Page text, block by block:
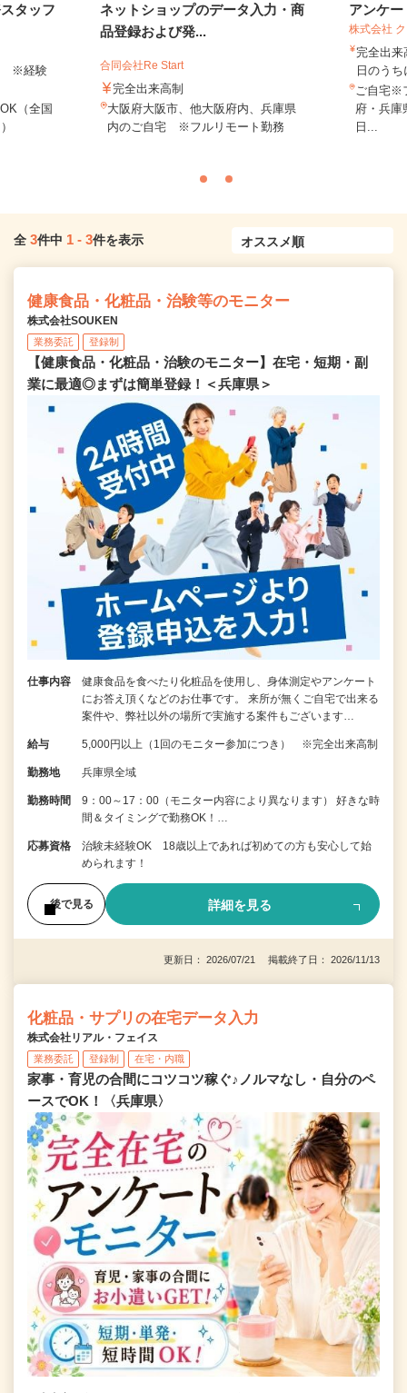
タッフ
※経験
（全国
ネットショップのデータ入力・商
品登録および発...
合同会社Re Start
完全出来高制
大阪府大阪市、他大阪府内、兵庫県
内のご自宅 ※フルリモート勤務
アンケ
株式会社
完全出
日のう
ご自宅※
府・兵庫
日...
全 3件中 1 - 3件を表示
健康食品・化粧品・治験等のモニター
株式会社SOUKEN
業務委託 登録制
【健康食品・化粧品・治験のモニター】在宅・短期・副
業に最適◎まずは簡単登録！＜兵庫県＞
仕事内容
健康食品を食べたり化粧品を使用し、身体測定やアンケート
にお答え頂くなどのお仕事です。 来所が無くご自宅で出来る
案件や、弊社以外の場所で実施する案件もございます…
給与 5,000円以上（1回のモニター参加につき） ※完全出来高制
勤務地 兵庫県全域
勤務時間
9：00～17：00（モニター内容により異なります） 好きな時
間＆タイミングで勤務OK！…
応募資格
治験未経験OK 18歳以上であれば初めての方も安心して始
められます！
後で見る 詳細を見る
更新日： 2026/07/21 掲載終了日： 2026/11/13
化粧品・サプリの在宅データ入力
株式会社リアル・フェイス
業務委託 登録制 在宅・内職
家事・育児の合間にコツコツ稼ぐ♪ノルマなし・自分のペ
ースでOK！〈兵庫県〉